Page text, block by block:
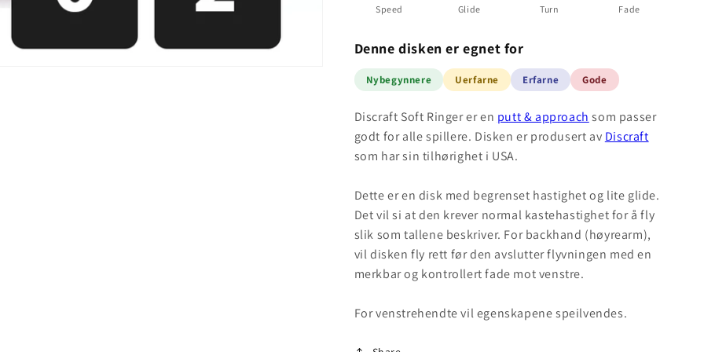
Speed Glide Turn Fade
Denne disken er egnet for
Nybegynnere Uerfarne Erfarne Gode
Discraft Soft Ringer er en putt & approach som passer
godt for alle spillere. Disken er produsert av Discraft
som har sin tilhørighet i USA.
Dette er en disk med begrenset hastighet og lite glide.
Det vil si at den krever normal kastehastighet for å fly
slik som tallene beskriver. For backhand (høyrearm),
vil disken fly rett før den avslutter flyvningen med en
merkbar og kontrollert fade mot venstre.
For venstrehendte vil egenskapene speilvendes.